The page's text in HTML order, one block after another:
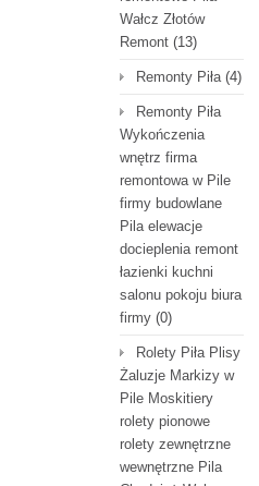
Wałcz Złotów
Remont (13)
Remonty Piła(4)
Remonty Piła
Wykończenia
wnętrz firma
remontowa w Pile
firmy budowlane
Pila elewacje
docieplenia remont
łazienki kuchni
salonu pokoju biura
firmy (0)
Rolety Piła Plisy
Żaluzje Markizy w
Pile Moskitiery
rolety pionowe
rolety zewnętrzne
wewnętrzne Pila